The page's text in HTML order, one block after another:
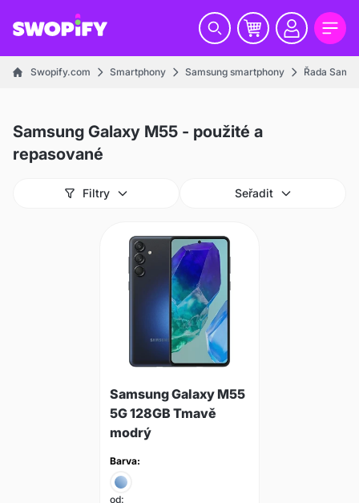
Swopify.com Smartphony Samsung smartphony Řada
Samsung Galaxy M55 - použité a
repasované
Filtry Seřadit
Samsung Galaxy M55
5G 128GB Tmavě
modrý
Barva:
od: